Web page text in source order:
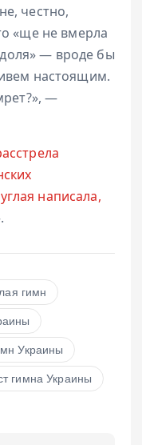
честно,
«ще не вмерла
доля» — вроде бы
настоящим.
—
написала,
гимн
Украины
гимна Украины